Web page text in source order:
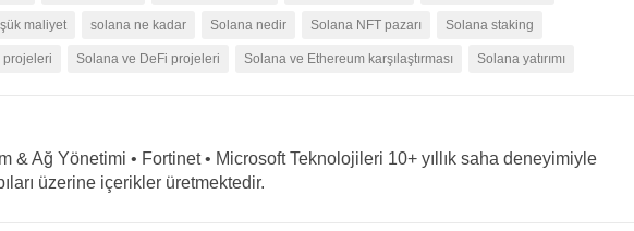
maliyet solana ne kadar Solana nedir Solana NFT pazarı Solana staking
projeleri Solana ve DeFi projeleri Solana ve Ethereum karşılaştırması Solana yatırımı
& Ağ Yönetimi • Fortinet • Microsoft Teknolojileri 10+ yıllık saha deneyimiyle
üzerine içerikler üretmektedir.